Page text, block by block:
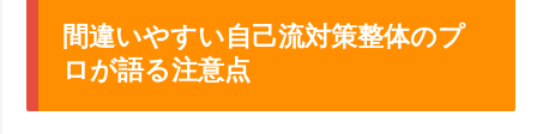
間違いやすい自己流対策整体のプ
ロが語る注意点